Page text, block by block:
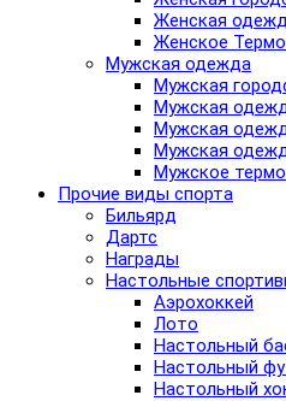
Женская
Женское
Мужская одежда
Мужская
Мужская
Мужская
Мужская
Мужское
Прочие виды спорта
Бильярд
Дартс
Награды
Настольные
Аэрохоккей
Лото
Настольный
Настольный
Настольный